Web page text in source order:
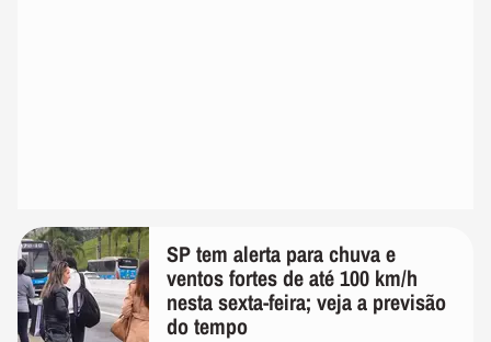
SP tem alerta para chuva e
ventos fortes de até 100 km/h
nesta sexta-feira; veja a previsão
do tempo